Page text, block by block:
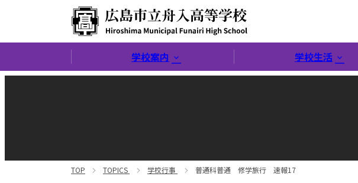
広島市立舟入高等学校
学校案内
学校生活
TOP TOPICS 学校行事 普通科普通 修学旅行 速報17